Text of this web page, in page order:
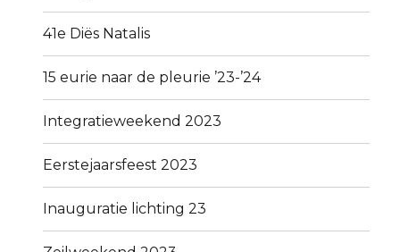
41e Diës Natalis
15 eurie naar de pleurie ’23-’24
Integratieweekend 2023
Eerstejaarsfeest 2023
Inauguratie lichting 23